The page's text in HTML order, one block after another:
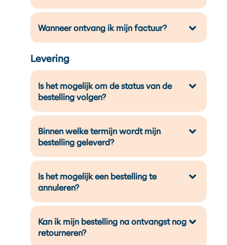
Wanneer ontvang ik mijn factuur?
Levering
Is het mogelijk om de status van de
bestelling volgen?
Binnen welke termijn wordt mijn
bestelling geleverd?
Is het mogelijk een bestelling te
annuleren?
Kan ik mijn bestelling na ontvangst nog
retourneren?